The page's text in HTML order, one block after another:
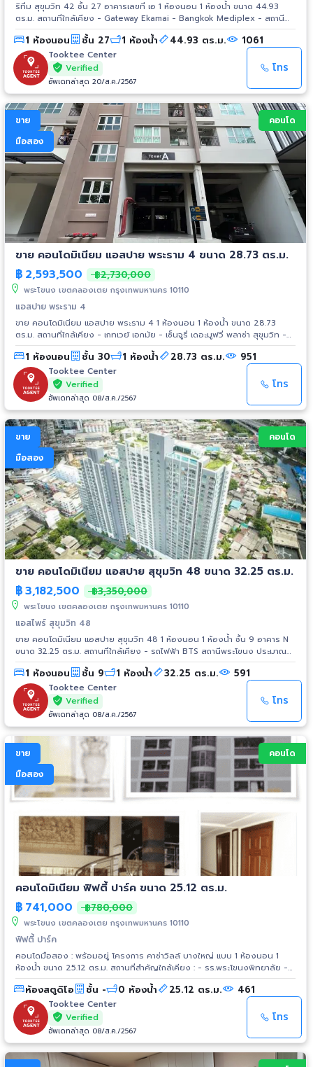
ริทึ่ม สุขุมวิท 42 ชั้น 27 อาคารเลขที่ เอ 1 ห้องนอน 1 ห้องน้ำ ขนาด 44.93
ตร.ม. สถานที่ใกล้เคียง - Gateway Ekamai - Bangkok Mediplex - สถานี
ขนส่งเอกมัย - ร.ร.ศรีวิกรม์ - โรงพยาบาลสุขุมวิท
1 ห้องนอน ชั้น 27 1 ห้องน้ำ 44.93 ตร.ม. 1061
Tooktee Center
Verified
อัพเดทล่าสุด 20/ส.ค./2567
โทร
ขาย
มือสอง
คอนโด
ขาย คอนโดมิเนียม แอสปาย พระราม 4 ขนาด 28.73 ตร.ม.
฿ 2,593,500 ฿2,730,000
พระโขนง เขตคลองเตย กรุงเทพมหานคร 10110
แอสปาย พระราม 4
ขาย คอนโดมิเนียม แอสปาย พระราม 4 1 ห้องนอน 1 ห้องน้ำ ขนาด 28.73
ตร.ม. สถานที่ใกล้เคียง - เกทเวย์ เอกมัย - เซ็นจูรี่ เดอะมูฟวี่ พลาซ่า สุขุมวิท -
บิ๊กซี พระราม 4 - โลตัส พระราม 4 - ดิ เอ็มโพเรียม - เอ็มควอเทียร์ - เทอร์มิ
นอล 21 - รพ.กล้วยน้ำไท - รพ.สุขุมวิท - รพ.เทพธารินทร์ - รพ.สมิติเวช
สุขุมวิท - รพ.คามิลเลียน กรุงเทพ - ม.กรุงเทพกล้วยน้ำไท -
ม.ศรีนครินทรวิโรฒ การเดินทาง - ถ.พระราม 4 - ถ.สุขุมวิท - ทางพิเศษเฉลิม
มหานคร รถไฟฟ้า - รถไฟฟ้า BTS สถานีพระโขนง
1 ห้องนอน ชั้น 30 1 ห้องน้ำ 28.73 ตร.ม. 951
Tooktee Center
Verified
อัพเดทล่าสุด 08/ส.ค./2567
โทร
ขาย
มือสอง
คอนโด
ขาย คอนโดมิเนียม แอสปาย สุขุมวิท 48 ขนาด 32.25 ตร.ม.
฿3,182,500 ฿3,350,000
พระโขนง เขตคลองเตย กรุงเทพมหานคร 10110
แอสไพร์ สุขุมวิท 48
ขาย คอนโดมิเนียม แอสปาย สุขุมวิท 48 1 ห้องนอน 1 ห้องน้ำ ชั้น 9 อาคาร N
ขนาด 32.25 ตร.ม. สถานที่ใกล้เคียง - รถไฟฟ้า BTS สถานีพระโขนง ประมาณ
650 เมตร - เมเจอร์ ซีนีเพล็กซ์ เอกมัย - สถานีขนส่งเอกมัย - พาร์คเลน เอกมัย
- เจ อเวนิว ทองหล่อ - ห้างสรรพสินค้า ดิเอ็มโพเรี่ยม
1 ห้องนอน ชั้น 9 1 ห้องน้ำ 32.25 ตร.ม. 591
Tooktee Center
Verified
อัพเดทล่าสุด 08/ส.ค./2567
โทร
ขาย
มือสอง
คอนโด
คอนโดมิเนียม ฟิฟตี้ ปาร์ค ขนาด 25.12 ตร.ม.
฿ 741,000 ฿780,000
พระโขนง เขตคลองเตย กรุงเทพมหานคร 10110
ฟิฟตี้ ปาร์ค
คอนโดมือสอง : พร้อมอยู่ โครงการ คาซ่าวิลล์ บางใหญ่ แบบ 1 ห้องนอน 1
ห้องน้ำ ขนาด 25.12 ตร.ม. สถานที่สำคัญใกล้เคียง : - รร.พระโขนงพิทยาลัย -
.ม.กรุงเทพ กล้วยน้ำไท - รร.ศรีวิกรม์ - เทสโก้โลตัส อ่อนนุช - โรงพยาบาล
รพ.กล้วยน้ำไท - รพ.สุขุมวิท - รพ.เทพธารินทร์
ห้องสตูดิโอ ชั้น - 0 ห้องน้ำ 25.12 ตร.ม. 461
Tooktee Center
Verified
อัพเดทล่าสุด 08/ส.ค./2567
โทร